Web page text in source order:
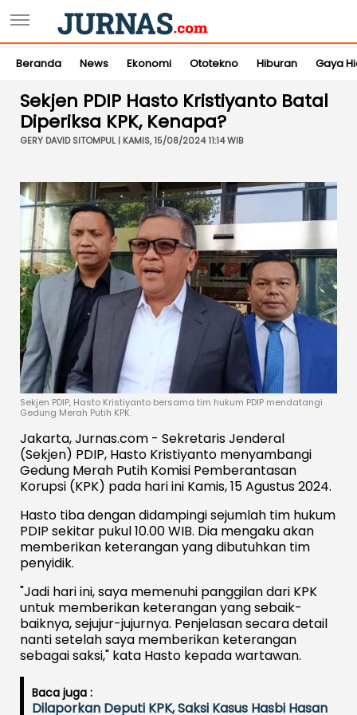
Beranda News Ekonomi Ototekno Hiburan Gaya
Sekjen PDIP Hasto Kristiyanto Batal
Diperiksa KPK, Kenapa?
GERY DAVID SITOMPUL | KAMIS, 15/08/2024 11:14 WIB
Sekjen PDIP, Hasto Kristiyanto bersama tim hukum PDIP mendatangi
Gedung Merah Putih KPK.
Jakarta, Jurnas.com - Sekretaris Jenderal
(Sekjen) PDIP, Hasto Kristiyanto menyambangi
Gedung Merah Putih Komisi Pemberantasan
Korupsi (KPK) pada hari ini Kamis, 15 Agustus 2024.
Hasto tiba dengan didampingi sejumlah tim hukum
PDIP sekitar pukul 10.00 WIB. Dia mengaku akan
memberikan keterangan yang dibutuhkan tim
penyidik.
"Jadi hari ini, saya memenuhi panggilan dari KPK
untuk memberikan keterangan yang sebaik-
baiknya, sejujur-jujurnya. Penjelasan secara detail
nanti setelah saya memberikan keterangan
sebagai saksi," kata Hasto kepada wartawan.
Baca juga :
Dilaporkan Deputi KPK, Saksi Kasus Hasbi Hasan